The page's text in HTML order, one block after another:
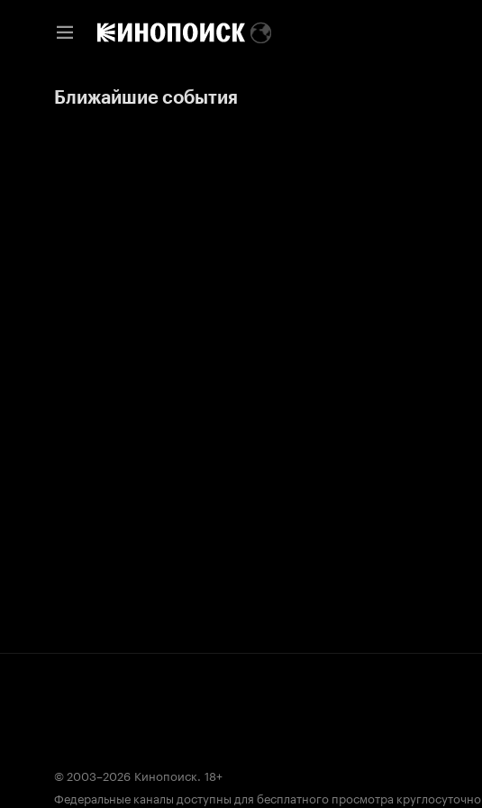
Ближайшие события
© 2003–2026 Кинопоиск. 18+
Федеральные каналы доступны для бесплатного просмотра круглосуточно